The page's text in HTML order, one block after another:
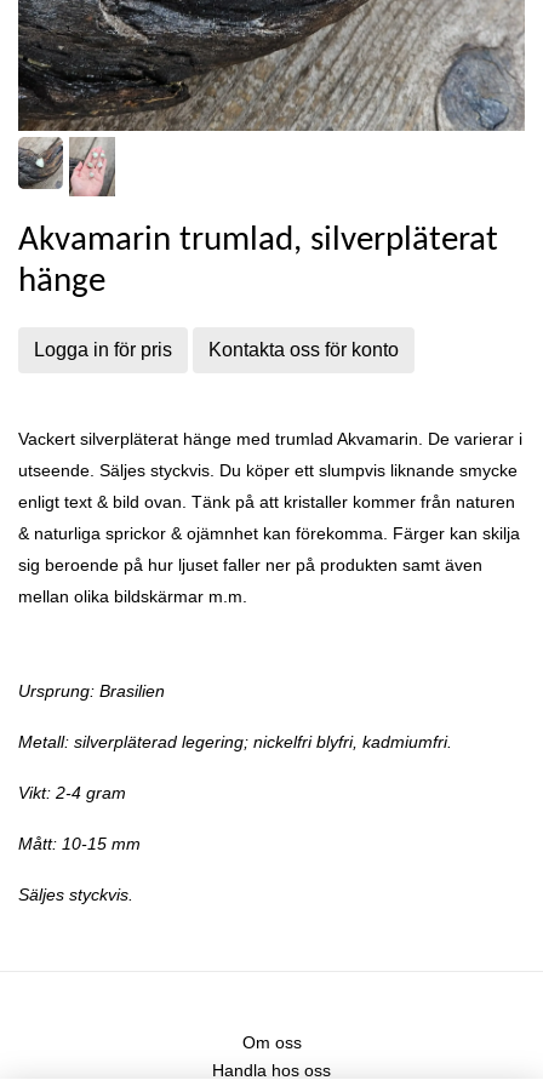
Akvamarin trumlad, silverpläterat
hänge
Logga in för pris Kontakta oss för konto
Vackert silverpläterat hänge med trumlad Akvamarin. De varierar i
utseende. Säljes styckvis. Du köper ett slumpvis liknande smycke
enligt text & bild ovan. Tänk på att kristaller kommer från naturen
& naturliga sprickor & ojämnhet kan förekomma. Färger kan skilja
sig beroende på hur ljuset faller ner på produkten samt även
mellan olika bildskärmar m.m.
Ursprung: Brasilien
Metall: silverpläterad legering; nickelfriblyfri, kadmiumfri.
Vikt: 2-4 gram
Mått: 10-15 mm
Säljes styckvis.
Om oss
Handla hos oss